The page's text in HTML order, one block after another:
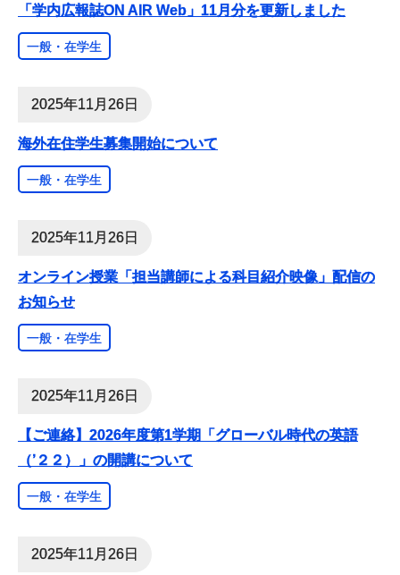
「学内広報誌ON AIR Web」11月分を更新しました
一般・在学生
2025年11月26日
海外在住学生募集開始について
一般・在学生
2025年11月26日
オンライン授業「担当講師による科目紹介映像」配信の
お知らせ
一般・在学生
2025年11月26日
【ご連絡】2026年度第1学期「グローバル時代の英語
（’２２）」の開講について
一般・在学生
2025年11月26日